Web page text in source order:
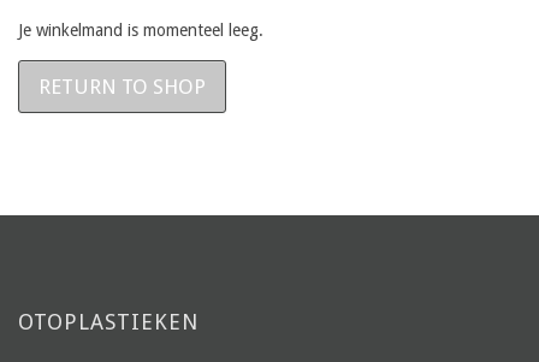
Je winkelmand is momenteel leeg.
RETURN TO SHOP
OTOPLASTIEKEN